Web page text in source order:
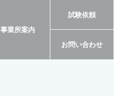
事業所案内
試験依頼
お問い合わせ